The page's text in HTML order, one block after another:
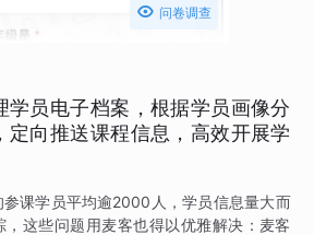
 问卷调查
学员电子档案，根据学员画像分
定向推送课程信息，高效开展学
课学员平均逾2000人，学员信息量大而
这些问题用麦客也得以优雅解决：麦客